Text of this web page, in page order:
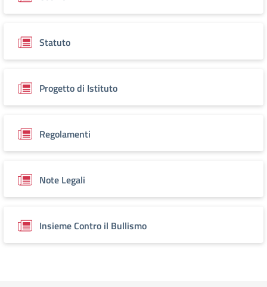
Statuto
Progetto di Istituto
Regolamenti
Note Legali
Insieme Contro il Bullismo